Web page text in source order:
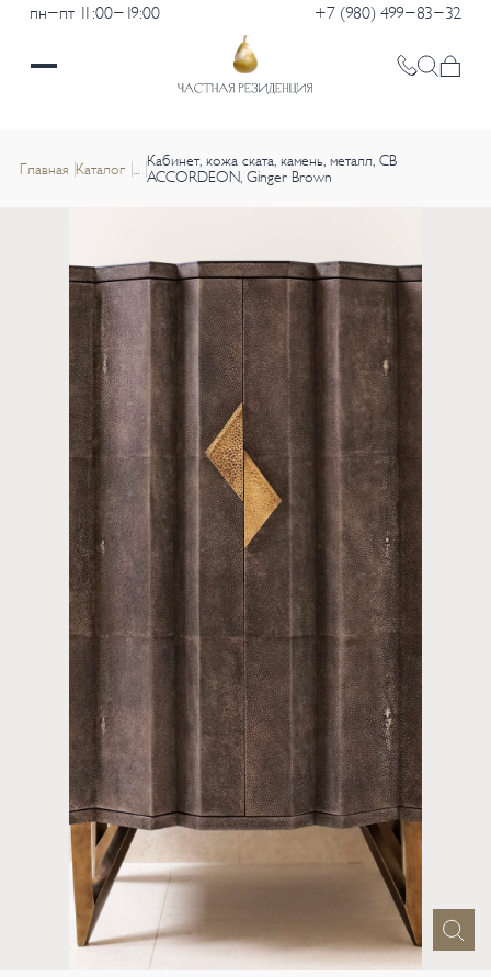
пн-пт 11:00-19:00 +7 (980) 499-83-32
Главная Каталог
Кабинет, кожа ската, камень, металл, CB
ACCORDEON, Ginger Brown